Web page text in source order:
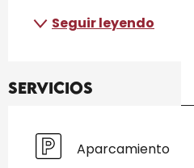
Seguir leyendo
Servicios
Aparcamiento